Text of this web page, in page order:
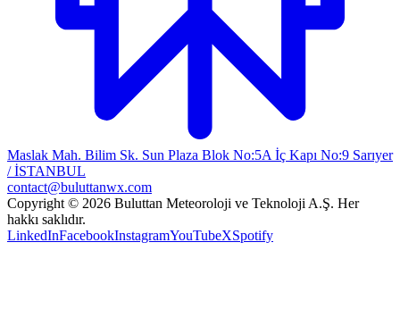
Maslak Mah. Bilim Sk. Sun Plaza Blok No:5A İç Kapı No:9 Sarıyer
/ İSTANBUL
contact@buluttanwx.com
Copyright © 2026 Buluttan Meteoroloji ve Teknoloji A.Ş. Her
hakkı saklıdır.
LinkedInFacebookInstagramYouTubeXSpotify